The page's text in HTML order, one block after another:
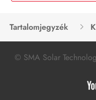
Tartalomjegyzék
© SMA Solar
Tartozékok